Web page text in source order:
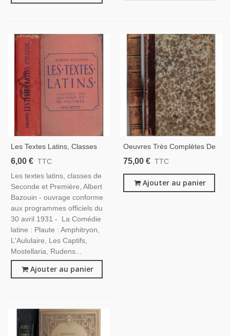
Les Textes Latins, Classes
De Seconde Et Première,
Manuels Latin, Littérature
Latine,
6,00 € TTC
Les textes latins, classes de
Seconde et Première, Albert
Bazouin - ouvrage conforme
aux programmes officiels du
30 avril 1931 - La Comédie
latine : Plaute : Amphitryon,
L'Aululaire, Les Captifs,
Mostellaria, Rudens...
Ajouter au panier
Oeuvres Très Complètes De
Mgr De Partz De Pressy,
Abbé Migne 1842 -
Théologie, Prédicateurs,
75,00 € TTC
Ajouter au panier